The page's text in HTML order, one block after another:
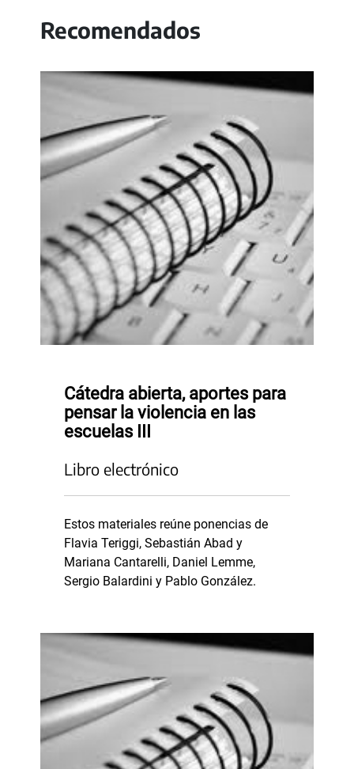
Recomendados
Cátedra abierta, aportes para
pensar la violencia en las
escuelas III
Libro electrónico
Estos materiales reúne ponencias de
Flavia Teriggi, Sebastián Abad y
Mariana Cantarelli, Daniel Lemme,
Sergio Balardini y Pablo González.